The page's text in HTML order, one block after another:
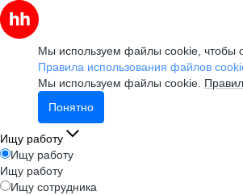
Мы используем файлы cookie, чтобы
Правила использования файлов
Мы используем файлы cookie.
Понятно
Ищу работу
Ищу работу
Ищу работу
Ищу сотрудника